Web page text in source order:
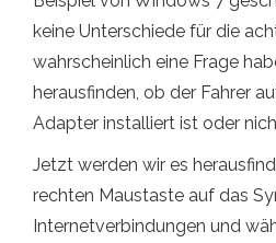
keine Unterschiede für die
wahrscheinlich eine Frage
herausfinden, ob der Fahrer
Adapter installiert ist oder
Jetzt werden wir es
rechten Maustaste auf das
Internetverbindungen und